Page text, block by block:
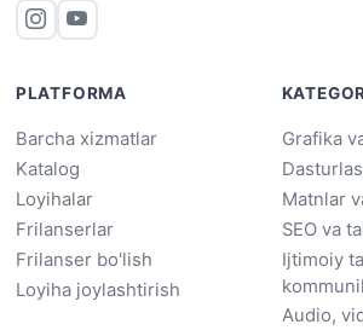
PLATFORMA
Barcha xizmatlar
Katalog
Loyihalar
Frilanserlar
Frilanser bo'lish
Loyiha joylashtirish
Grafika
Matnlar
SEO va
Ijtimoiy
Audio,